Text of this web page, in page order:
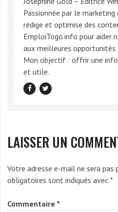
Passionnée par le
rédige et optimise des
EmploiTogo.info pour aider
aux meilleures opportunités
Mon objectif : offrir une
et utile.
LAISSER UN
Votre adresse e-mail ne sera pas
obligatoires sont indiqués avec *
Commentaire *